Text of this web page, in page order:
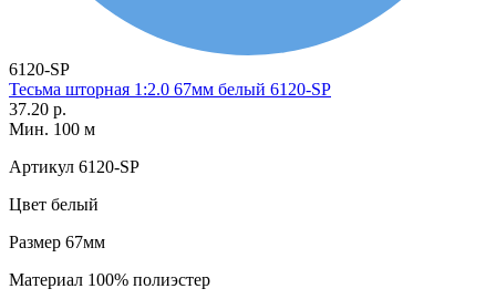
6120-SP
Тесьма шторная 1:2.0 67мм белый 6120-SP
37.20 р.
Мин. 100 м
Артикул 6120-SP
Цвет белый
Размер 67мм
Материал 100% полиэстер